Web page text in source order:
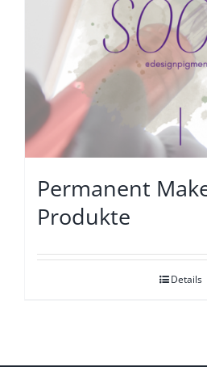
Permanent
Produkte
Details